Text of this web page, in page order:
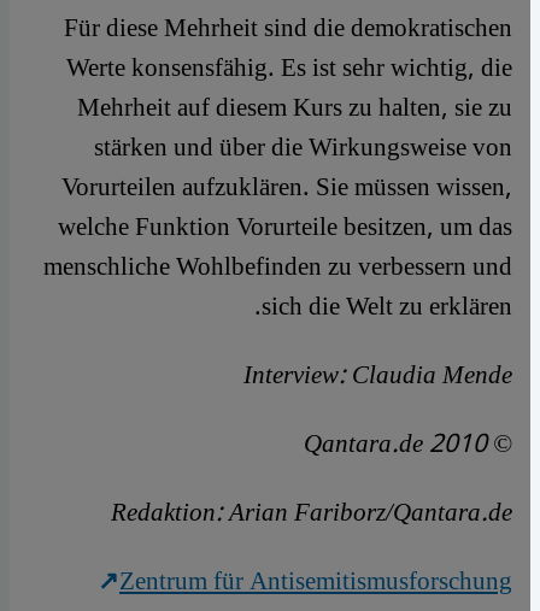
Für diese Mehrheit sind die demokratischen
Werte konsensfähig. Es ist sehr wichtig, die
Mehrheit auf diesem Kurs zu halten, sie zu
stärken und über die Wirkungsweise von
Vorurteilen aufzuklären. Sie müssen wissen,
welche Funktion Vorurteile besitzen, um das
menschliche Wohlbefinden zu verbessern und
sich die Welt zu erklären.
Interview: Claudia Mende
© Qantara.de 2010
Redaktion: Arian Fariborz/Qantara.de
Zentrum für Antisemitismusforschung